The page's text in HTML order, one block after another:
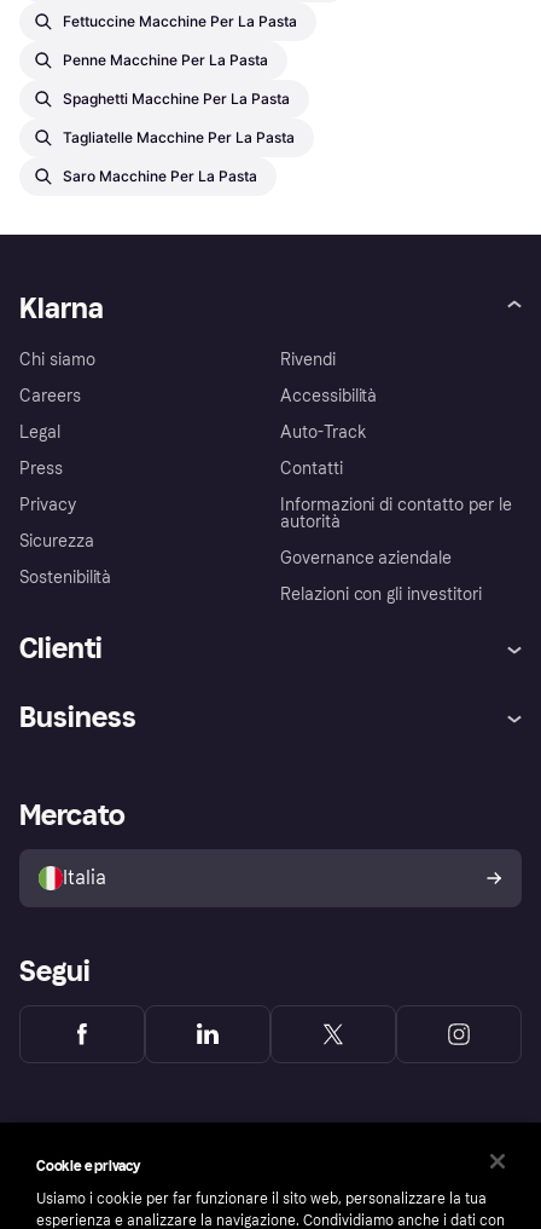
Fettuccine Macchine Per La Pasta
Penne Macchine Per La Pasta
Spaghetti Macchine Per La Pasta
Tagliatelle Macchine Per La Pasta
Saro Macchine Per La Pasta
Klarna
Chi siamo
Careers
Legal
Press
Privacy
Sicurezza
Sostenibilità
Rivendi
Accessibilità
Auto-Track
Contatti
Informazioni di contatto per le
autorità
Governance aziendale
Relazioni con gli investitori
Clienti
Esplora i negozi
Politica di protezione
dell'acquirente Klarna
Business
Accesso aziende
Mercato
Italia
Segui
Cookie e privacy
Usiamo i cookie per far funzionare il sito web, personalizzare la tua
esperienza e analizzare la navigazione. Condividiamo anche i dati con